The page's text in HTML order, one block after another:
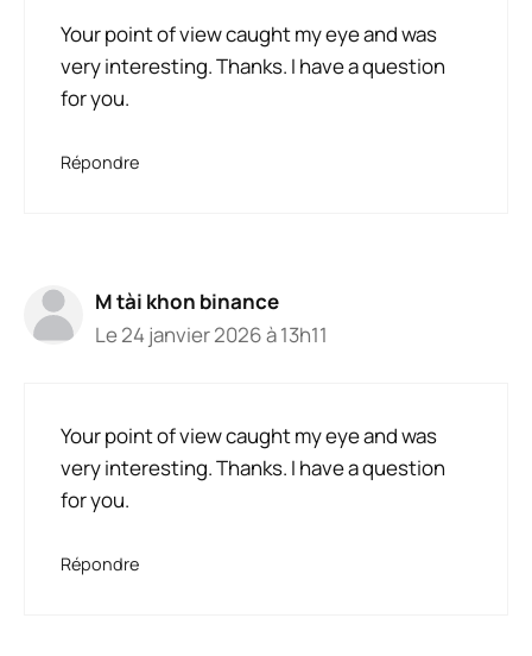
Your point of view caught my eye and was
very interesting. Thanks. I have a question
for you.
Répondre
M tài khon binance
Le 24 janvier 2026 à 13h11
Your point of view caught my eye and was
very interesting. Thanks. I have a question
for you.
Répondre